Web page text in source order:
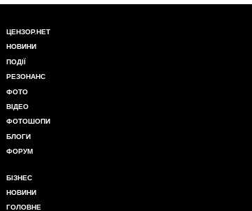
ЦЕНЗОР.НЕТ
НОВИНИ
ПОДІЇ
РЕЗОНАНС
ФОТО
ВІДЕО
ФОТОШОПИ
БЛОГИ
ФОРУМ
БІЗНЕС
НОВИНИ
ГОЛОВНЕ